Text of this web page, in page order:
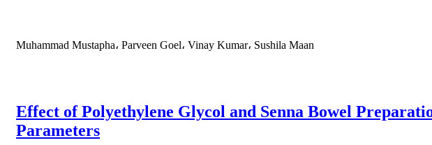
Muhammad Mustapha، Parveen Goel، Vinay Kumar، Sushila Maan
Effect of Polyethylene Glycol and Senna Bowel
Parameters